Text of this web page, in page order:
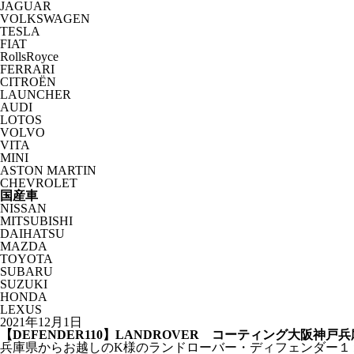
JAGUAR
VOLKSWAGEN
TESLA
FIAT
RollsRoyce
FERRARI
CITROËN
LAUNCHER
AUDI
LOTOS
VOLVO
VITA
MINI
ASTON MARTIN
CHEVROLET
国産車
NISSAN
MITSUBISHI
DAIHATSU
MAZDA
TOYOTA
SUBARU
SUZUKI
HONDA
LEXUS
2021年12月1日
【DEFENDER110】LANDROVER コーティング大阪神戸兵
兵庫県からお越しのK様のランドローバー・ディフェンダー１